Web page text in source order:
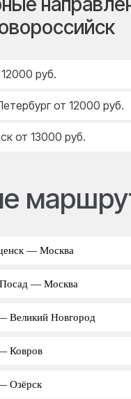
руб.
от 12000 руб.
от 13000 руб.
— Москва
Посад — Москва
Великий Новгород
Ковров
Озёрск